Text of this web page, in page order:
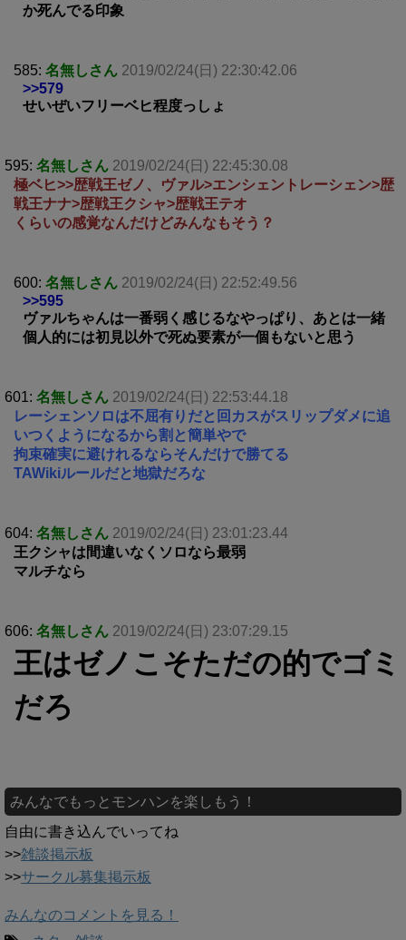
か死んでる印象
585: 名無しさん 2019/02/24(日) 22:30:42.06
>>579
せいぜいフリーベヒ程度っしょ
595: 名無しさん 2019/02/24(日) 22:45:30.08
極ベヒ>>歴戦王ゼノ、ヴァル>エンシェントレーシェン>歴
戦王ナナ>歴戦王クシャ>歴戦王テオ
くらいの感覚なんだけどみんなもそう？
600: 名無しさん 2019/02/24(日) 22:52:49.56
>>595
ヴァルちゃんは一番弱く感じるなやっぱり、あとは一緒
個人的には初見以外で死ぬ要素が一個もないと思う
601: 名無しさん 2019/02/24(日) 22:53:44.18
レーシェンソロは不屈有りだと回カスがスリップダメに追
いつくようになるから割と簡単やで
拘束確実に避けれるならそんだけで勝てる
TAWikiルールだと地獄だろな
604: 名無しさん 2019/02/24(日) 23:01:23.44
王クシャは間違いなくソロなら最弱
マルチなら
606: 名無しさん 2019/02/24(日) 23:07:29.15
王はゼノこそただの的でゴミ
だろ
みんなでもっとモンハンを楽しもう！
自由に書き込んでいってね
>>雑談掲示板
>>サークル募集掲示板
みんなのコメントを見る！